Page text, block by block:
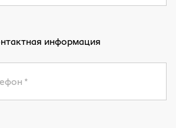
информация